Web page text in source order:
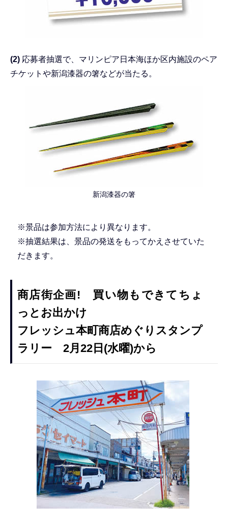
(2) 応募者抽選で、マリンピア日本海ほか区内施設のペア
チケットや新潟漆器の箸などが当たる。
新潟漆器の箸
※景品は参加方法により異なります。
※抽選結果は、景品の発送をもってかえさせていた
だきます。
商店街企画! 買い物もできてちょ
っとお出かけ
フレッシュ本町商店めぐりスタンプ
ラリー 2月22日(水曜)から